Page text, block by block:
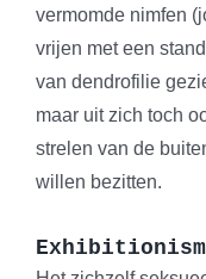
vermomde nimfen
vrijen met een
van dendrofilie
maar uit zich toch
strelen van de
willen bezitten.